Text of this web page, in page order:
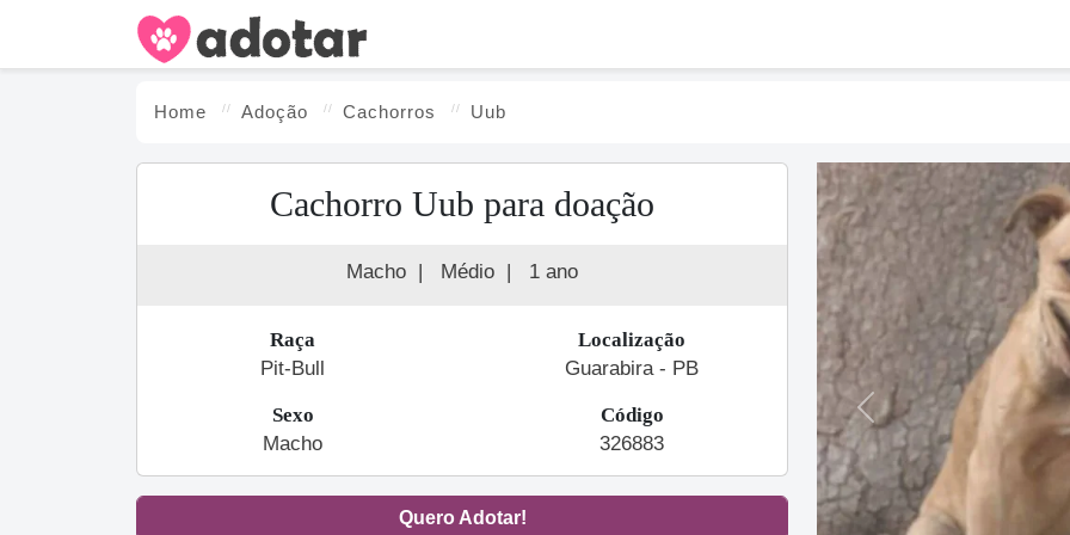
Home Adoção Cachorros Uub
Cachorro Uub para doação
Macho | Médio | 1 ano
Raça
Pit-Bull
Localização
Guarabira - PB
Sexo
Macho
Código
326883
Quero Adotar!
Previous